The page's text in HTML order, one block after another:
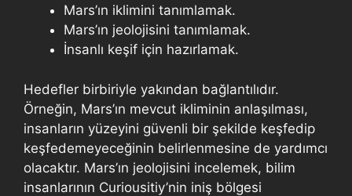
Mars’ın iklimini tanımlamak.
Mars’ın jeolojisini tanımlamak.
İnsanlı keşif için hazırlamak.
Hedefler birbiriyle yakından bağlantılıdır.
Örneğin, Mars’ın mevcut ikliminin anlaşılması,
insanların yüzeyini güvenli bir şekilde keşfedip
keşfedemeyeceğinin belirlenmesine de yardımcı
olacaktır. Mars’ın jeolojisini incelemek, bilim
insanlarının Curiousitiy’nin iniş bölgesi